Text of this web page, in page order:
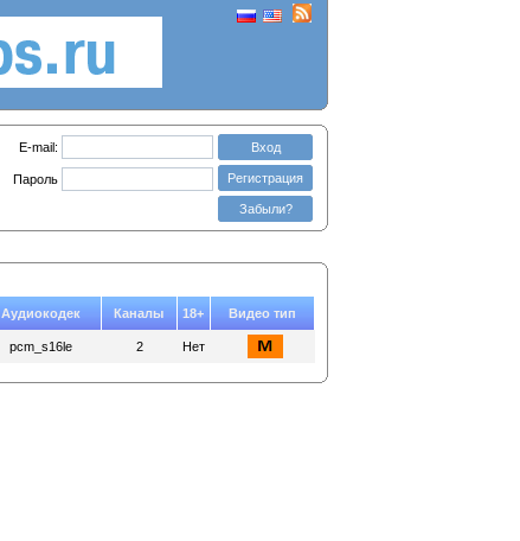
E-mail: Вход
Пароль Регистрация
Забыли?
Аудиокодек Каналы 18+ Видео тип
pcm_s16le 2 Нет